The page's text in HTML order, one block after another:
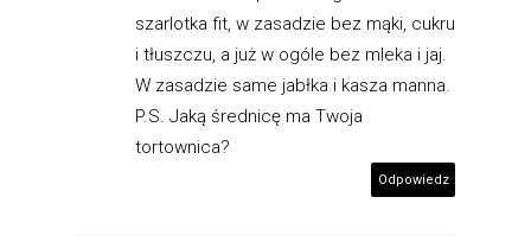
szarlotka fit, w zasadzie bez mąki, cukru
i tłuszczu, a już w ogóle bez mleka i jaj.
W zasadzie same jabłka i kasza manna.
P.S. Jaką średnicę ma Twoja
tortownica?
Odpowiedz